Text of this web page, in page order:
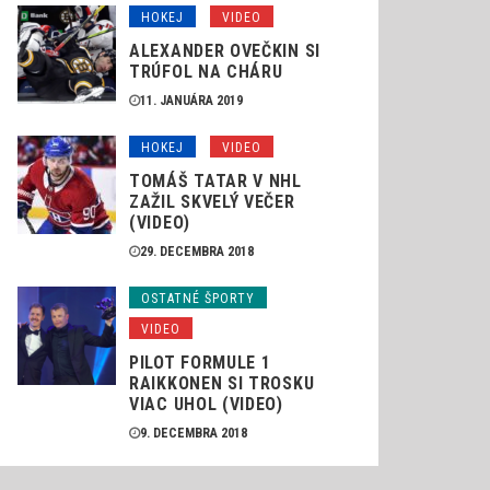
HOKEJ VIDEO
ALEXANDER OVEČKIN SI
TRÚFOL NA CHÁRU
11. JANUÁRA 2019
HOKEJ VIDEO
TOMÁŠ TATAR V NHL
ZAŽIL SKVELÝ VEČER
(VIDEO)
29. DECEMBRA 2018
OSTATNÉ ŠPORTY
VIDEO
PILOT FORMULE 1
RAIKKONEN SI TROSKU
VIAC UHOL (VIDEO)
9. DECEMBRA 2018